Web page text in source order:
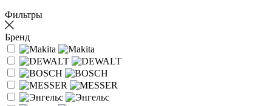
Фильтры
Бренд